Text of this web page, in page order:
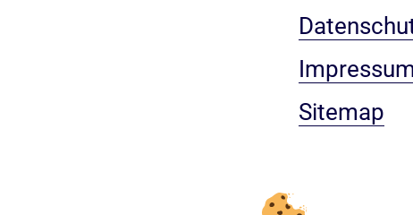
Impressum
Sitemap